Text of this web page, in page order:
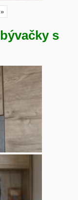
»
s